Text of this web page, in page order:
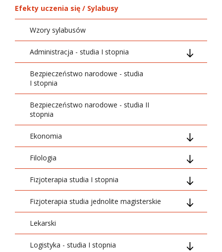
Efekty uczenia się / Sylabusy
Wzory sylabusów
Administracja - studia I stopnia
01_Ogólnouczelniane
02_Podstawowe
03_Kierunkowe
05_Swobodny wybór
06_Dyplomowanie
07_Szkolenia i praktyki
Bezpieczeństwo narodowe - studia
I stopnia
Bezpieczeństwo narodowe - studia II
stopnia
Ekonomia
Ogólnouczelniane
Podstawowe
Kierunkowe
Specjalizacyjny
Przedmioty swobodnego wyboru
Filologia
Grupa treści ogólnouczelnianych
Grupa treści podstawowych
Grupa treści kierunkowych
Moduł specjalizacyjny
Fizjoterapia studia I stopnia
01_Ogólnouczelniane
02_Podstawowe
03_Kierunkowe
Fizjoterapia studia jednolite magisterskie
01 Grupa treści ogólnouczelnianych
02 Podstawowe nauki medyczne
Lekarski
Logistyka - studia I stopnia